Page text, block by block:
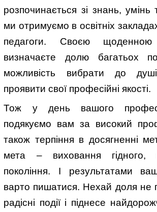
розпочинається зі знань, умінь
ми отримуємо в освітніх
педагоги. Своєю
визначаєте долю багатьох
можливість вибрати до
проявити свої професійні якості.
Тож у день вашого
подякуємо вам за високий
також терпіння в досягненні
мета – виховання гідного,
покоління. І результатами
варто пишатися. Нехай доля не
радісні події і піднесе